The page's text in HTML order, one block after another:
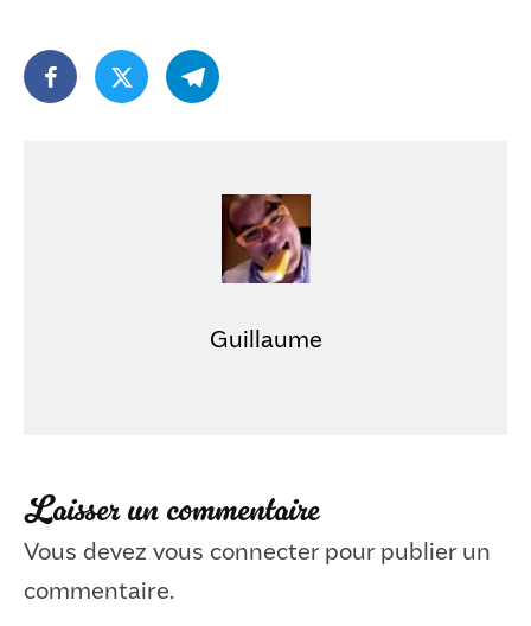
Guillaume
Laisser un commentaire
Vous devez vous connecterpour publier un
commentaire.